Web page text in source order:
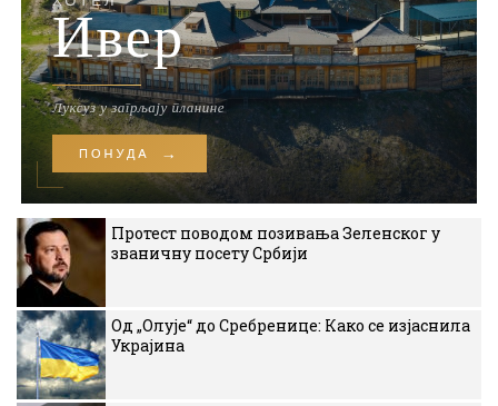
Протест поводом позивања Зеленског у
званичну посету Србији
Од „Олује“ до Сребренице: Како се изјаснила
Украјина